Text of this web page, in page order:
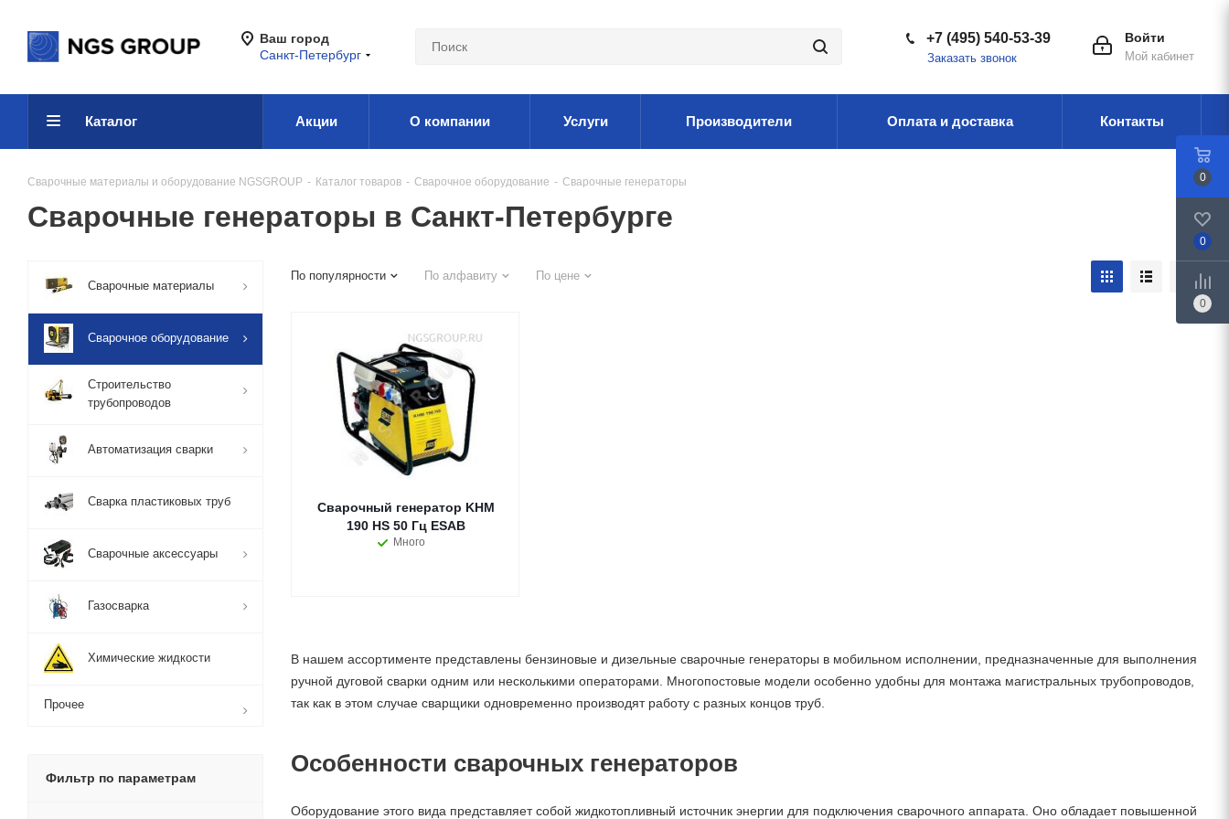
Ваш город
Санкт-Петербург
Войти
Мой кабинет
+7 (495) 540-53-39
Заказать звонок
Каталог Акции О компании Услуги Производители Оплата и доставка Контакты
Сварочные материалы и оборудование NGSGROUP - Каталог товаров - Сварочное оборудование - Сварочные генераторы
Сварочные генераторы в Санкт-Петербурге
По популярности По алфавиту По цене
Сварочный генератор KHM
190 HS 50 Гц ESAB
Много
В нашем ассортименте представлены бензиновые и дизельные сварочные генераторы в мобильном исполнении, предназначенные для выполнения
ручной дуговой сварки одним или несколькими операторами. Многопостовые модели особенно удобны для монтажа магистральных трубопроводов,
так как в этом случае сварщики одновременно производят работу с разных концов труб.
Особенности сварочных генераторов
Оборудование этого вида представляет собой жидкотопливный источник энергии для подключения сварочного аппарата. Оно обладает повышенной
Сварочные материалы
Сварочное оборудование
Строительство
трубопроводов
Автоматизация сварки
Сварка пластиковых труб
Сварочные аксессуары
Газосварка
Химические жидкости
Прочее
Фильтр по параметрам
0
0
0